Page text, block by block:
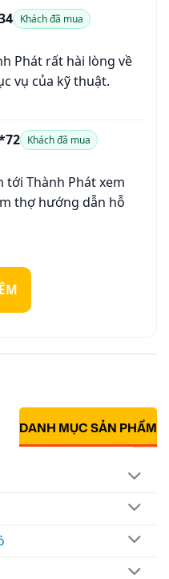
Khách đã mua
Phát rất hài lòng về
vụ của kỹ thuật.
Khách đã mua
tới Thành Phát xem
thợ hướng dẫn hỗ
DANH MỤC SẢN PHẨM